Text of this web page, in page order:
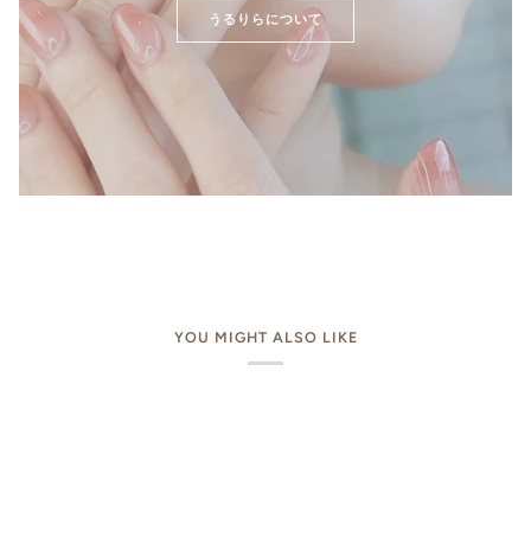
うるりらについて
YOU MIGHT ALSO LIKE